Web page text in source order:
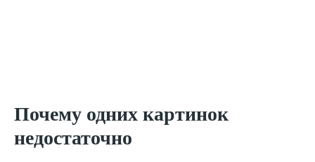
Почему одних картинок
недостаточно